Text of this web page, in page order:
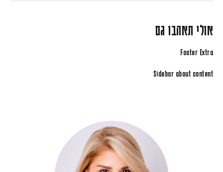
אולי תאהבו גם
Footer Extra
Sidebar about content